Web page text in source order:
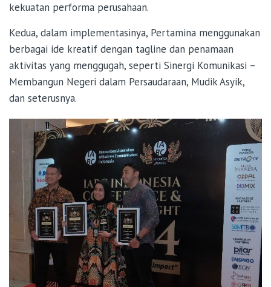
kekuatan performa perusahaan.
Kedua, dalam implementasinya, Pertamina menggunakan
berbagai ide kreatif dengan tagline dan penamaan
aktivitas yang menggugah, seperti Sinergi Komunikasi –
Membangun Negeri dalam Persaudaraan, Mudik Asyik,
dan seterusnya.